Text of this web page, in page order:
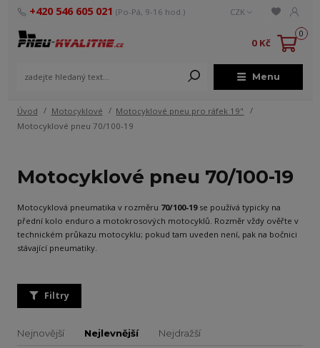
Menu
CZK
+420 546 605 021 (Po-Pá, 9-16 hod.)
0
0 Kč
Úvod Motocyklové
Motocyklové pneu pro ráfek 19"
Motocyklové pneu 70/100-19
Motocyklové pneu 70/100-19
Motocyklová pneumatika v rozměru 70/100-19se používá typicky na
přední kolo enduro a motokrosových motocyklů. Rozměr vždy ověřte v
technickém průkazu motocyklu; pokud tam uveden není, pak na bočnici
stávající pneumatiky.
Filtry
Nejnovější Nejlevnější Nejdražší